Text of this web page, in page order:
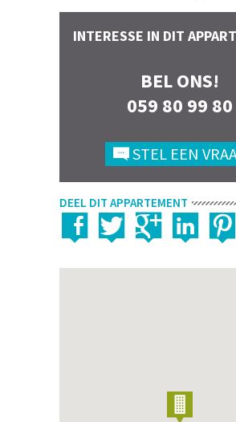
INTERESSE IN DIT
BEL ONS!
059 80 99 80
STEL EEN
DEEL DIT APPARTEMENT